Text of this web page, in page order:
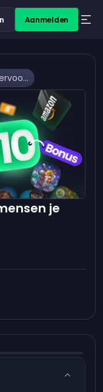
Aanmelden
Hoe je ervoor zorgt dat mensen je online geld sturen
je